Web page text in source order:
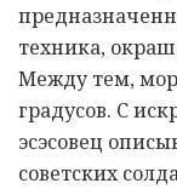
техника,
Между тем,
градусов. С
эсэсовец
советских